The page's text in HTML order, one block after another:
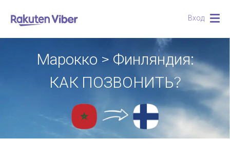
Вход
Марокко > Финляндия:
КАК ПОЗВОНИТЬ?